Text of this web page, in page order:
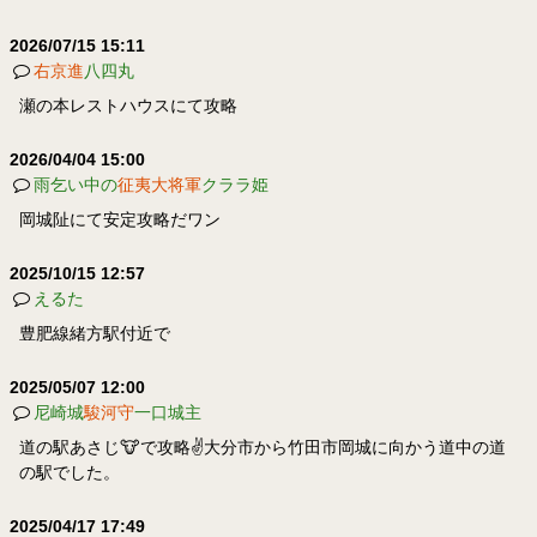
2026/07/15 15:11
右京進八四丸
瀬の本レストハウスにて攻略
2026/04/04 15:00
雨乞い中の征夷大将軍クララ姫
岡城阯にて安定攻略だワン
2025/10/15 12:57
えるた
豊肥線緒方駅付近で
2025/05/07 12:00
尼崎城駿河守一口城主
道の駅あさじ🐮で攻略✌️大分市から竹田市岡城に向かう道中の道
の駅でした。
2025/04/17 17:49